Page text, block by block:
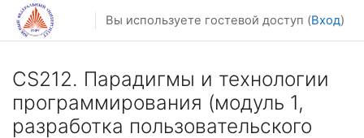
Перейти к основному содержанию
Вы используете гостевой доступ (Вход)
CS212. Парадигмы и технологии
программирования (модуль 1,
разработка пользовательского